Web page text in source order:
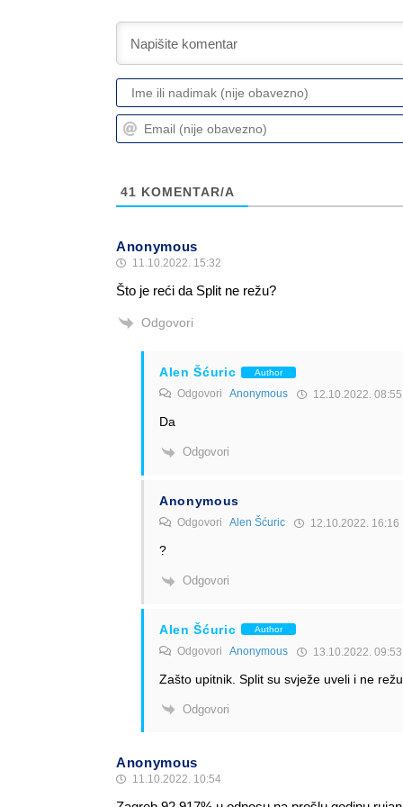
41 KOMENTAR/A
Anonymous
11.10.2022. 15:32
Što je reći da Split ne režu?
Odgovori
Alen Šćuric Author
Odgovori Anonymous 12.10.2022. 08:55
Da
Odgovori
Anonymous
Odgovori Alen Šćuric 12.10.2022. 16:16
?
Odgovori
Alen Šćuric Author
Odgovori Anonymous 13.10.2022. 09:53
Zašto upitnik. Split su svježe uveli i ne režu
Odgovori
Anonymous
11.10.2022. 10:54